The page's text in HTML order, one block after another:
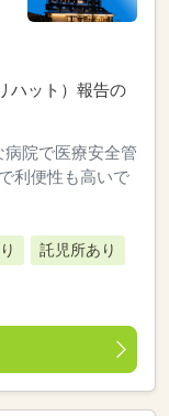
ハット）報告の
院で医療安全管
利便性も高いで
託児所あり